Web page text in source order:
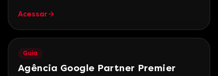
Acessar
Guia
Agência Google Partner Premier